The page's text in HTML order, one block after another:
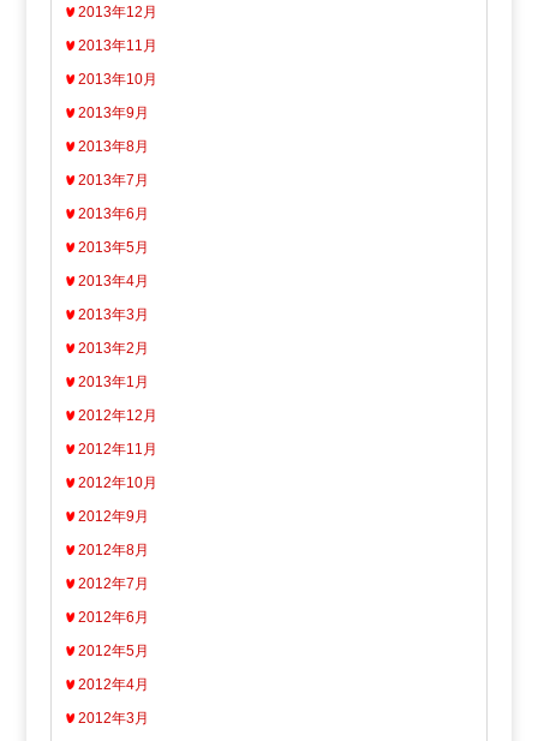
2013年12月
2013年11月
2013年10月
2013年9月
2013年8月
2013年7月
2013年6月
2013年5月
2013年4月
2013年3月
2013年2月
2013年1月
2012年12月
2012年11月
2012年10月
2012年9月
2012年8月
2012年7月
2012年6月
2012年5月
2012年4月
2012年3月